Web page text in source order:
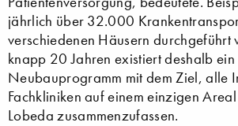
jährlich über 32.000
verschiedenen Häusern durchgeführt
knapp 20 Jahren existiert deshalb
Neubauprogramm mit dem Ziel, alle
Fachkliniken auf einem einzigen
Lobeda zusammenzufassen.